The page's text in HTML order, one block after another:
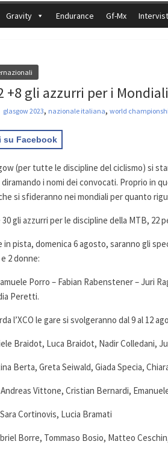
Gravity Endurance Gf-Mx
+8 gli azzurri per i
glasgow 2023, nazionale italiana, world
su Facebook
(per tutte le discipline del ciclismo) si
i nomi dei convocati. Proprio in
si sfideranno nei mondiali per quanto
gli azzurri per le discipline della MTB, 22
in pista, domenica 6 agosto, saranno gli
2 donne:
Porro – Fabian Rabenstener – Juri
Peretti.
l’XCO le gare si svolgeranno dal 9 al 12
Braidot, Luca Braidot, Nadir Colledani,
Berta, Greta Seiwald, Giada Specia,
Vittone, Cristian Bernardi,
Cortinovis, Lucia Bramati
Borre, Tommaso Bosio, Matteo